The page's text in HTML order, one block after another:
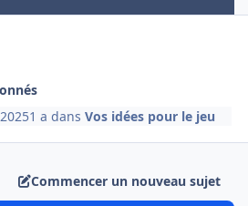
1 a dansVos idées pour le jeu
Commencer un nouveau sujet